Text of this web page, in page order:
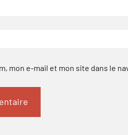
mon e-mail et mon site dans le